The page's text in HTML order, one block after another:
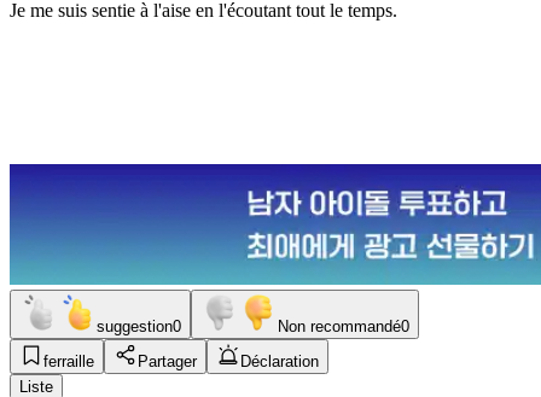
Je me suis sentie à l'aise en l'écoutant tout le temps.
suggestion0 Non recommandé0
ferraille
Partager
Déclaration
Liste